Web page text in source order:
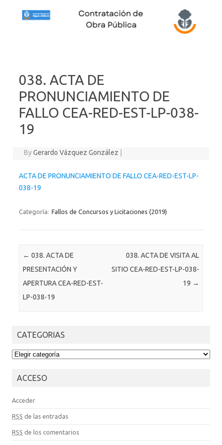
038. ACTA DE
PRONUNCIAMIENTO DE
FALLO CEA-RED-EST-LP-038-
19
ByGerardo Vázquez González
ACTA DE PRONUNCIAMIENTO DE FALLO CEA-RED-EST-LP-
038-19
Categoría: Fallos de Concursos y Licitaciones (2019)
Post navigation
← 038. ACTA DE
PRESENTACIÓN Y
APERTURA CEA-RED-EST-
LP-038-19
038. ACTA DE VISITA AL
SITIO CEA-RED-EST-LP-038-
19 →
CATEGORIAS
CATEGORIAS
ACCESO
Acceder
RSS de las entradas
RSS de los comentarios